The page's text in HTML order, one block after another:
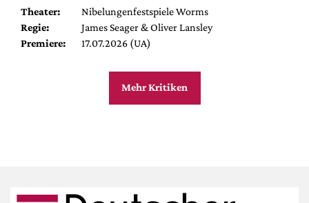
Theater:
Nibelungenfestspiele Worms
Regie:
James Seager & Oliver Lansley
Premiere:
17.07.2026 (UA)
Mehr Kritiken